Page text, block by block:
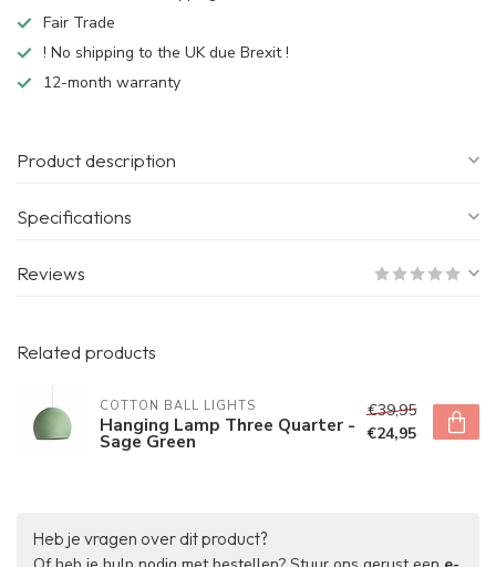
Fair Trade
! No shipping to the UK due Brexit !
12-month warranty
Product description
Specifications
Reviews
Related products
COTTON BALL LIGHTS
Hanging Lamp Three Quarter -
Sage Green
€39,95
€24,95
Heb je vragen over dit product?